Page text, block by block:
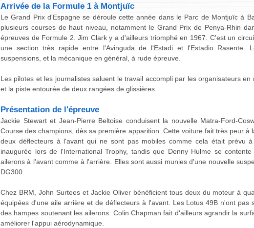
Arrivée de la Formule 1 à Montjuïc
Le Grand Prix d'Espagne se déroule cette année dans le Parc de Montjuïc à
plusieurs courses de haut niveau, notamment le Grand Prix de Penya-Rhin
épreuves de Formule 2. Jim Clark y a d'ailleurs triomphé en 1967. C'est un
une section très rapide entre l'Avinguda de l'Estadi et l'Estadio Rasente.
suspensions, et la mécanique en général, à rude épreuve.
Les pilotes et les journalistes saluent le travail accompli par les organisateurs
et la piste entourée de deux rangées de glissières.
Présentation de l'épreuve
Jackie Stewart et Jean-Pierre Beltoise conduisent la nouvelle Matra-Ford-
Course des champions, dès sa première apparition. Cette voiture fait très peur
deux déflecteurs à l'avant qui ne sont pas mobiles comme cela était prévu
inaugurée lors de l'International Trophy, tandis que Denny Hulme se
ailerons à l'avant comme à l'arrière. Elles sont aussi munies d'une nouvelle
DG300.
Chez BRM, John Surtees et Jackie Oliver bénéficient tous deux du moteur à
équipées d'une aile arrière et de déflecteurs à l'avant. Les Lotus 49B n'ont pas
des hampes soutenant les ailerons. Colin Chapman fait d'ailleurs agrandir la
améliorer l'appui aérodynamique.